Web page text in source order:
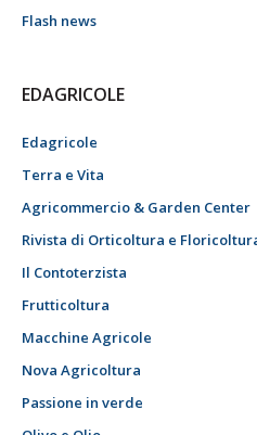
Flash news
EDAGRICOLE
Edagricole
Terra e Vita
Agricommercio & Garden Center
Rivista di Orticoltura e
Il Contoterzista
Frutticoltura
Macchine Agricole
Nova Agricoltura
Passione in verde